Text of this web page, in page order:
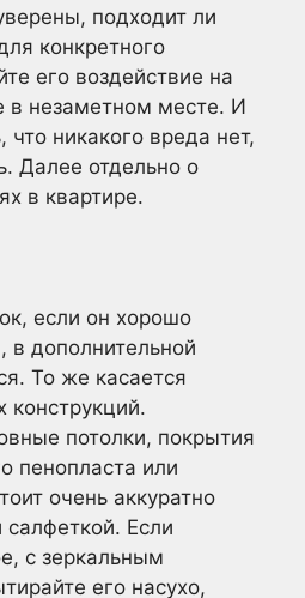
подходит ли
конкретного
его воздействие на
в незаметном месте. И
что никакого вреда нет,
Далее отдельно о
в квартире.
если он хорошо
дополнительной
То же касается
конструкций.
потолки, покрытия
пенопласта или
очень аккуратно
Если
с зеркальным
его насухо,